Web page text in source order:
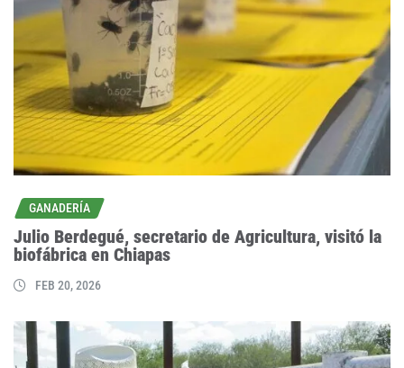
GANADERÍA
Julio Berdegué, secretario de Agricultura, visitó la
biofábrica en Chiapas
FEB 20, 2026